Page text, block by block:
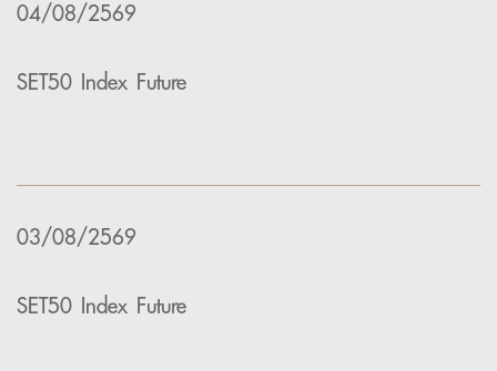
04/08/2569
SET50 Index Future
03/08/2569
SET50 Index Future